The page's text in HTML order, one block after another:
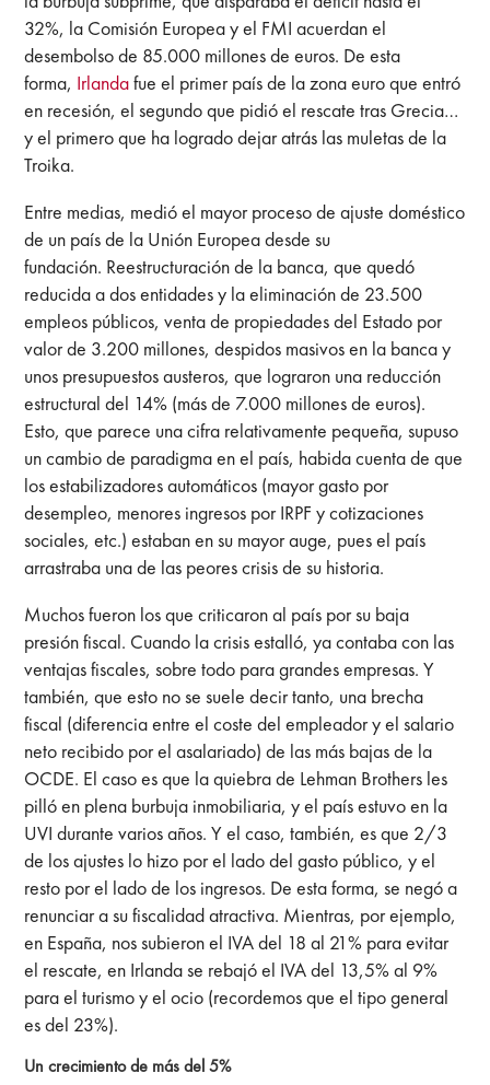
32%, la Comisión Europea y el FMI acuerdan el
desembolso de 85.000 millones de euros. De esta
forma, Irlandafue el primer país de la zona euro que entró
en recesión, el segundo que pidió el rescate tras Grecia…
y el primero que ha logrado dejar atrás las muletas de la
Troika.
Entre medias, medió el mayor proceso de ajuste doméstico
de un país de la Unión Europea desde su
fundación. Reestructuración de la banca, que quedó
reducida a dos entidades y la eliminación de 23.500
empleos públicos, venta de propiedades del Estado por
valor de 3.200 millones, despidos masivos en la banca y
unos presupuestos austeros, que lograron una reducción
estructural del 14% (más de 7.000 millones de euros).
Esto, que parece una cifra relativamente pequeña, supuso
un cambio de paradigma en el país, habida cuenta de que
los estabilizadores automáticos (mayor gasto por
desempleo, menores ingresos por IRPF y cotizaciones
sociales, etc.) estaban en su mayor auge, pues el país
arrastraba una de las peores crisis de su historia.
Muchos fueron los que criticaron al país por su baja
presión fiscal. Cuando la crisis estalló, ya contaba con las
ventajas fiscales, sobre todo para grandes empresas. Y
también, que esto no se suele decir tanto, una brecha
fiscal (diferencia entre el coste del empleador y el salario
neto recibido por el asalariado) de las más bajas de la
OCDE. El caso es que la quiebra de Lehman Brothers les
pilló en plena burbuja inmobiliaria, y el país estuvo en la
UVI durante varios años. Y el caso, también, es que 2/3
de los ajustes lo hizo por el lado del gasto público, y el
resto por el lado de los ingresos. De esta forma, se negó a
renunciar a su fiscalidad atractiva. Mientras, por ejemplo,
en España, nos subieron el IVA del 18 al 21% para evitar
el rescate, en Irlanda se rebajó el IVA del 13,5% al 9%
para el turismo y el ocio (recordemos que el tipo general
es del 23%).
Un crecimiento de más del 5%